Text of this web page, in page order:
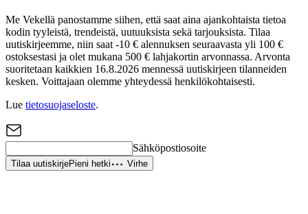
Me Vekellä panostamme siihen, että saat aina ajankohtaista tietoa
kodin tyyleistä, trendeistä, uutuuksista sekä tarjouksista. Tilaa
uutiskirjeemme, niin saat -10 € alennuksen seuraavasta yli 100 €
ostoksestasi ja olet mukana 500 € lahjakortin arvonnassa. Arvonta
suoritetaan kaikkien 16.8.2026 mennessä uutiskirjeen tilanneiden
kesken. Voittajaan olemme yhteydessä henkilökohtaisesti.
Lue tietosuojaseloste.
Sähköpostiosoite
Tilaa uutiskirjePieni hetki Virhe